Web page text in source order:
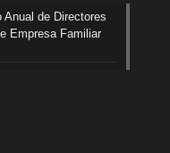
de Directores
Empresa Familiar